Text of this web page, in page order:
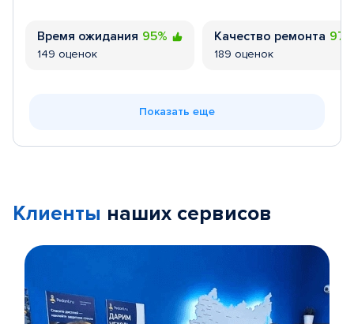
Время ожидания 95%
149 оценок
Качество ремонта
189 оценок
Показать еще
Клиенты наших сервисов